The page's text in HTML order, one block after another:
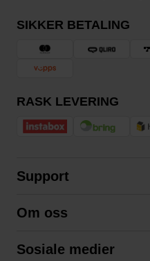
SIKKER BETALING
RASK LEVERING
Support
Kjøpsvilkår
Om oss
Sosiale medier